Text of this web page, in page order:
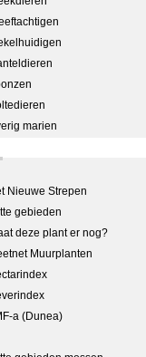
marien
Nieuwe Strepen
gebieden
deze plant er nog?
Muurplanten
a (Dunea)